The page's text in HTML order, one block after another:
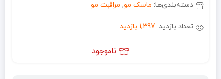
دسته‌بندی‌ها: ماسک مو, مراقبت مو
تعداد بازدید: 1,397 بازدید
ناموجود